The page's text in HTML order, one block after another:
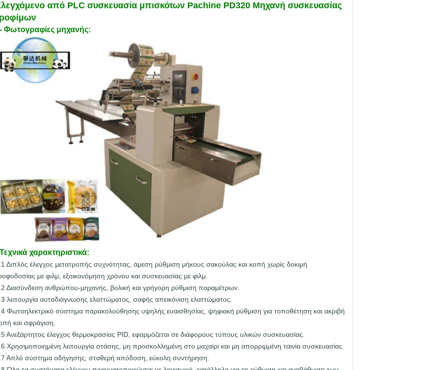
από PLC συσκευασία μπισκότων Pachine PD320 Μηχανή συσκευασίας
Φωτογραφίες μηχανής:
χαρακτηριστικά:
Διπλός έλεγχος μετατροπής συχνότητας, άμεση ρύθμιση μήκους σακούλας και κοπή χωρίς δοκιμή
με φιλμ, εξοικονόμηση χρόνου και συσκευασίας με φιλμ.
Διασύνδεση ανθρώπου-μηχανής, βολική και γρήγορη ρύθμιση παραμέτρων.
λειτουργία αυτοδιάγνωσης ελαττώματος, σαφής απεικόνιση ελαττώματος.
Φωτοηλεκτρικό σύστημα παρακολούθησης υψηλής ευαισθησίας, ψηφιακή ρύθμιση για τοποθέτηση και ακριβή
και σφράγιση.
Ανεξάρτητος έλεγχος θερμοκρασίας PID, εφαρμόζεται σε διάφορους τύπους υλικών συσκευασίας.
Χρησιμοποιημένη λειτουργία στάσης, μη προσκολλημένη στο μαχαίρι και μη απορριμμένη ταινία συσκευασίας.
Απλό σύστημα οδήγησης, σταθερή απόδοση, εύκολη συντήρηση.